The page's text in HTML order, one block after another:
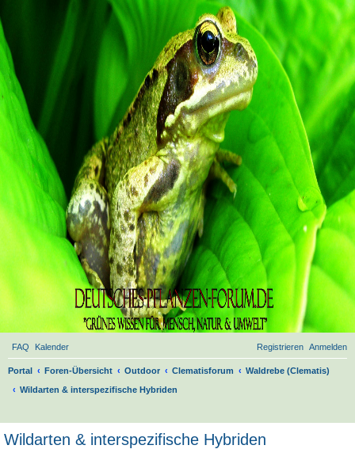
FAQ Kalender Anmelden
Registrieren
Portal Foren-Übersicht Outdoor Clematisforum
Waldrebe (Clematis)
Wildarten & interspezifische Hybriden
Wildarten & interspezifische Hybriden